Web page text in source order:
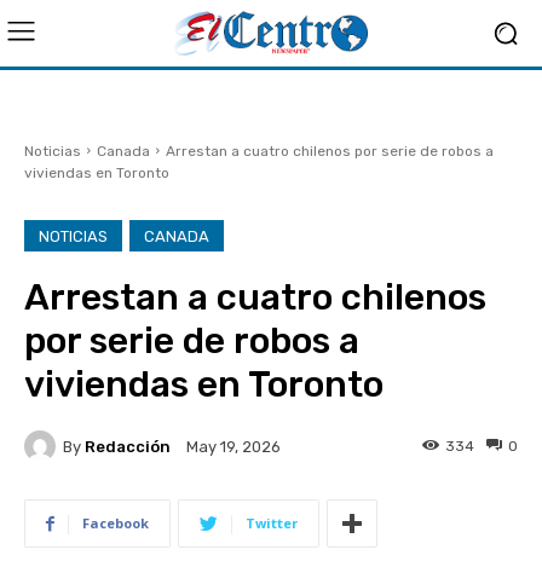
Noticias Canada
Arrestan a cuatro chilenos por serie de robos a
viviendas en Toronto
NOTICIAS CANADA
Arrestan a cuatro chilenos
por serie de robos a
viviendas en Toronto
By Redacción May 19, 2026 0
334
Facebook Twitter